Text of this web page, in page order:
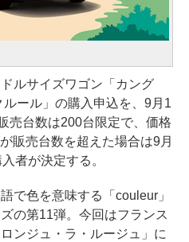
ルサイズワゴン「カング
ール」の購入申込を、9月1
売台数は200台限定で、価格
販売台数を超えた場合は9月
者が決定する。
で色を意味する「couleur」
の第11弾。今回はフランス
ンジュ・ラ・ルージュ」に